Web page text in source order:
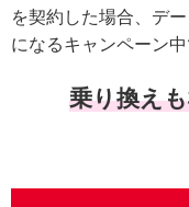
を契約した場合、デ
になるキャンペーン中
乗り換え